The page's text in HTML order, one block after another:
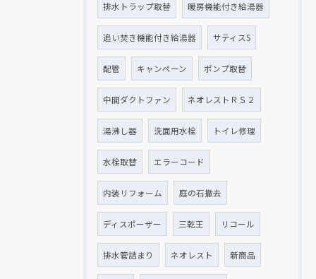
排水トラップ取替 暖房機能付き給湯器
追い焚き機能付き給湯器 サティスS
配管 キャンペーン ポンプ取替
中間ダクトファン ネオレストＲＳ２
湯沸し器 洗面用水栓 トイレ修理
水栓取替 エラーコード
内装リフォーム 庭の石撤去
ディスポーザー 三乾王 リコール
排水管詰まり ネオレスト 新商品